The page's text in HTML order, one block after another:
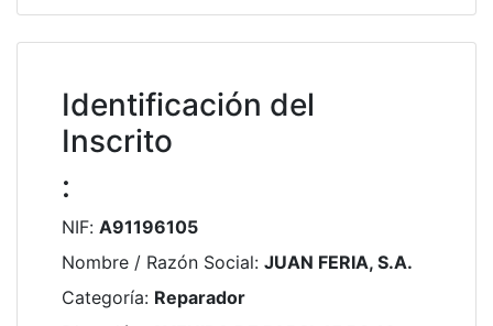
Identificación del
Inscrito
:
NIF: A91196105
Nombre / Razón Social: JUAN FERIA, S.A.
Categoría: Reparador